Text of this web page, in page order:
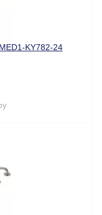
KY782-24